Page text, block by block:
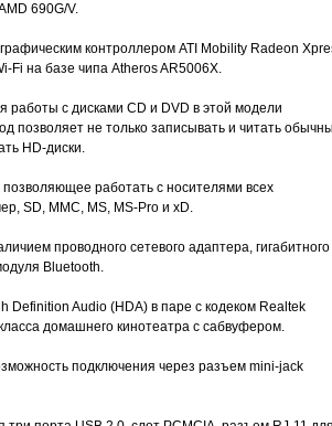
690G/V.
контроллером ATI Mobility Radeon
Fi на базе чипа Atheros AR5006X.
работы с дисками CD и DVD в этой модели
позволяет не только записывать и читать
HD-диски.
позволяющее работать с носителями всех
SD, MMC, MS, MS-Pro и xD.
проводного сетевого адаптера, гигабитного
Bluetooth.
Definition Audio (HDA) в паре с кодеком Realtek
домашнего кинотеатра с сабвуфером.
подключения через разъем mini-jack